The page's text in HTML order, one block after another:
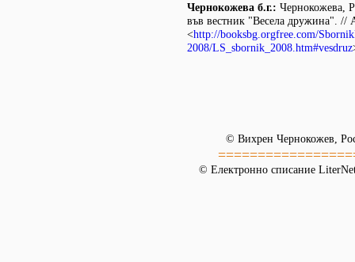
Чернокожева б.г.: Чернокожева,
във вестник "Весела дружина". //
<http://booksbg.orgfree.com/
2008/LS_sbornik_2008.htm#vesdruz
© Вихрен Чернокожев,
© Електронно списание